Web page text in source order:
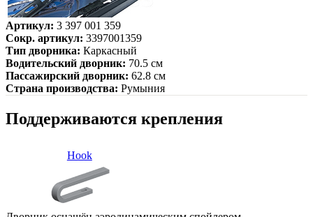
Артикул: 3 397 001 359
Сокр. артикул: 3397001359
Тип дворника: Каркасный
Водительский дворник: 70.5 см
Пассажирский дворник: 62.8 см
Страна производства: Румыния
Поддерживаются крепления
Hook